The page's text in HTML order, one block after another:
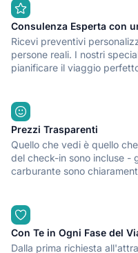
Consulenza Esperta con
Ricevi preventivi
persone reali. I nostri
pianificare il viaggio
Prezzi Trasparenti
Quello che vedi è quello
del check-in sono incluse -
carburante sono
Con Te in Ogni Fase del
Dalla prima richiesta